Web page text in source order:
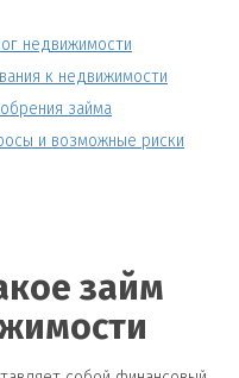
недвижимости
к недвижимости
займа
и возможные риски
займ